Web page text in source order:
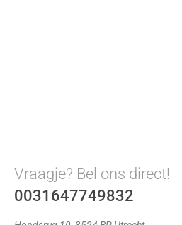
Vraagje? Bel ons direct!
0031647749832